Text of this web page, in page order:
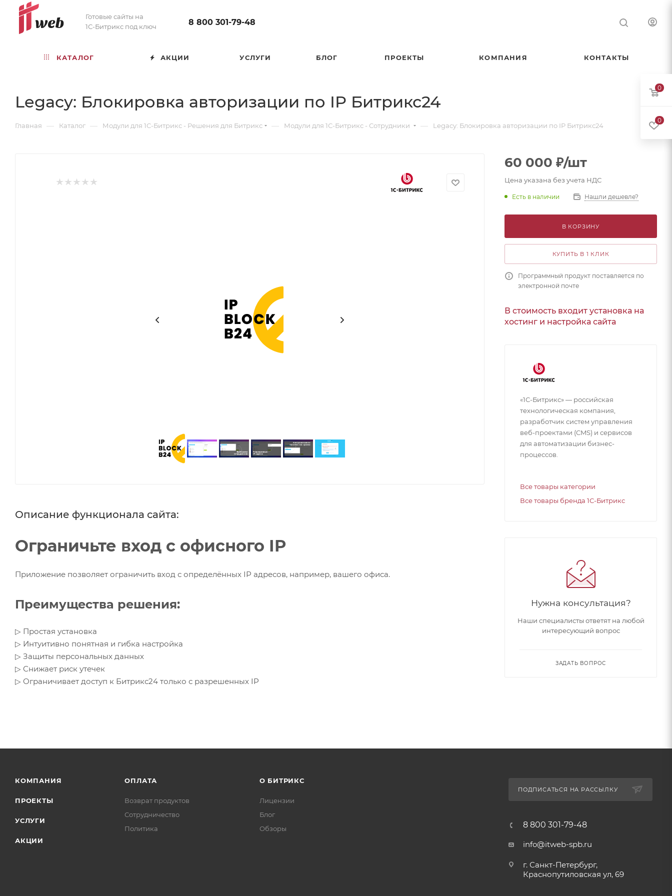
Готовые сайты на
1С-Битрикс под ключ
8 800 301-79-48
КАТАЛОГ АКЦИИ УСЛУГИ БЛОГ ПРОЕКТЫ КОМПАНИЯ КОНТАКТЫ
Legacy: Блокировка авторизации по IP Битрикс24
Главная — Каталог — Модули для 1С-Битрикс - Решения для Битрикс — Модули для 1С-Битрикс - Сотрудники — Legacy: Блокировка авторизации по IP Битрикс24
Описание функционала сайта:
Ограничьте вход с офисного IP
Приложение позволяет ограничить вход с определённых IP адресов, например, вашего офиса.
Преимущества решения:
▷ Простая установка
▷ Интуитивно понятная и гибка настройка
▷ Защиты персональных данных
▷ Снижает риск утечек
▷ Ограничивает доступ к Битрикс24 только с разрешенных IP
60 000 ₽/шт
Цена указана без учета НДС
Есть в наличии Нашли дешевле?
В КОРЗИНУ
КУПИТЬ В 1 КЛИК
Программный продукт поставляется по
электронной почте
В стоимость входит установка на
хостинг и настройка сайта
«1С-Битрикс» — российская
технологическая компания,
разработчик систем управления
веб-проектами (CMS) и сервисов
для автоматизации бизнес-
процессов.
Все товары категории
Все товары бренда 1С-Битрикс
Нужна консультация?
Наши специалисты ответят на любой
интересующий вопрос
ЗАДАТЬ ВОПРОС
КОМПАНИЯ
ПРОЕКТЫ
УСЛУГИ
АКЦИИ
ОПЛАТА
Возврат продуктов
Сотрудничество
Политика
О БИТРИКС
Лицензии
Блог
Обзоры
ПОДПИСАТЬСЯ НА РАССЫЛКУ
8 800 301-79-48
info@itweb-spb.ru
г. Санкт-Петербург,
Краснопутиловская ул, 69
0
0